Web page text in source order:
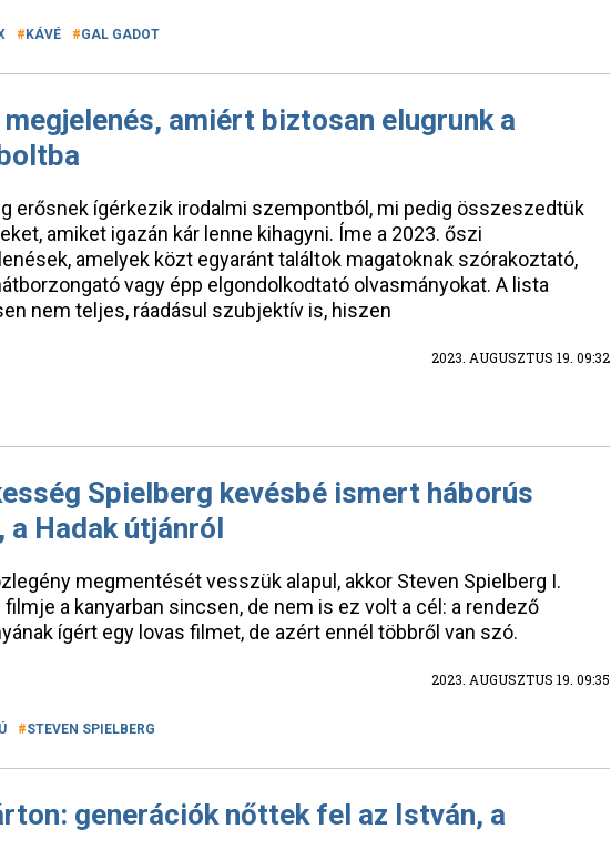
KÁVÉ GAL GADOT
amiért biztosan elugrunk a
erősnek ígérkezik irodalmi szempontból, mi pedig összeszedtük
amiket igazán kár lenne kihagyni. Íme a 2023. őszi
amelyek közt egyaránt találtok magatoknak szórakoztató,
vagy épp elgondolkodtató olvasmányokat. A lista
nem teljes, ráadásul szubjektív is, hiszen
2023. AUGUSZTUS 19. 09:32
Spielberg kevésbé ismert háborús
Hadak útjánról
megmentését vesszük alapul, akkor Steven Spielberg I.
a kanyarban sincsen, de nem is ez volt a cél: a rendező
ígért egy lovas filmet, de azért ennél többről van szó.
2023. AUGUSZTUS 19. 09:35
STEVEN SPIELBERG
generációk nőttek fel az István, a